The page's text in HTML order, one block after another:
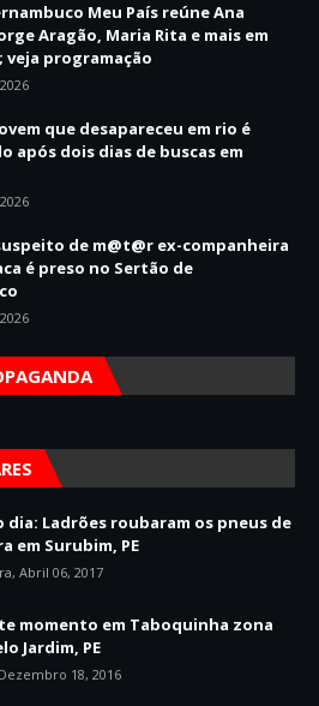
Meu País reúne Ana
Aragão, Maria Rita e mais em
veja programação
que desapareceu em rio é
após dois dias de buscas em
de m@t@r ex-companheira
é preso no Sertão de
dia: Ladrões roubaram os pneus de
em Surubim, PE
Abril 06, 2017
momento em Taboquinha zona
Jardim, PE
18, 2016